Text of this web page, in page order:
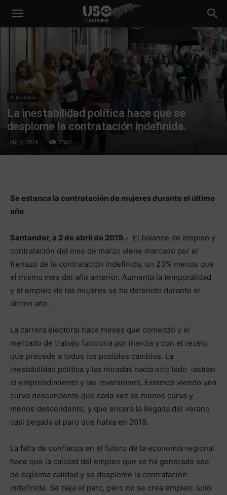
Actualidad
La inestabilidad política hace que se
desplome la contratación indefinida.
Abr 2, 2019 2362
Se estanca la contratación de mujeres durante el último
año
Santander, a 2 de abril de 2019.- El balance de empleo y
contratación del mes de marzo viene marcado por el
frenazo de la contratación indefinida, un 23% menos que
el mismo mes del año anterior. Aumenta la temporalidad
y el empleo de las mujeres se ha detenido durante el
último año.
La carrera electoral hace meses que comenzó y el
mercado de trabajo funciona por inercia y con el recelo
que precede a todos los posibles cambios. La
inestabilidad política y las miradas hacia otro lado lastran
el emprendimiento y las inversiones. Estamos viendo una
curva descendente que cada vez es menos curva y
menos descendente, y que encara la llegada del verano
casi pegada al paro que había en 2018.
La falta de confianza en el futuro de la economía regional
hace que la calidad del empleo que se ha generado sea
de bajísima calidad y se desplome la contratación
indefinida. Se baja el paro, pero no se crea empleo: solo